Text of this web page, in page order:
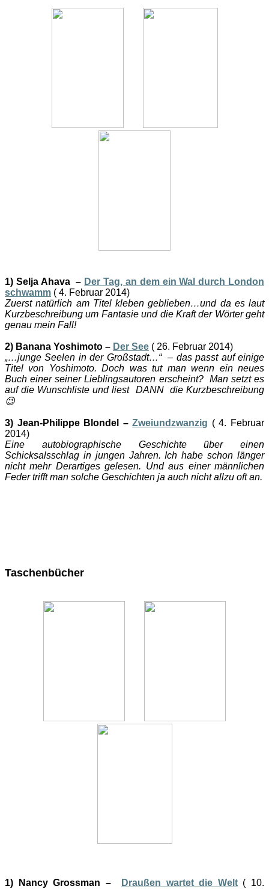
1) Selja Ahava – Der Tag, an dem ein Wal durch London
schwamm ( 4. Februar 2014)
Zuerst natürlich am Titel kleben geblieben…und da es laut
Kurzbeschreibung um Fantasie und die Kraft der Wörter geht
genau mein Fall!
2) Banana Yoshimoto – Der See ( 26. Februar 2014)
„…junge Seelen in der Großstadt…“ – das passt auf einige
Titel von Yoshimoto. Doch was tut man wenn ein neues
Buch einer seiner Lieblingsautoren erscheint? Man setzt es
auf die Wunschliste und liest DANN die Kurzbeschreibung
😉
3) Jean-Philippe Blondel –Zweiundzwanzig ( 4. Februar
2014)
Eine autobiographische Geschichte über einen
Schicksalsschlag in jungen Jahren. Ich habe schon länger
nicht mehr Derartiges gelesen. Und aus einer männlichen
Feder trifft man solche Geschichten ja auch nicht allzu oft an.
Taschenbücher
1) Nancy Grossman – Draußen wartet die Welt ( 10.